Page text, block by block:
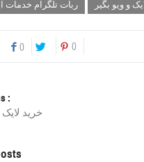
ربات تلگرام خدمات
و ویو بگیر
0 0
:
خرید لایک